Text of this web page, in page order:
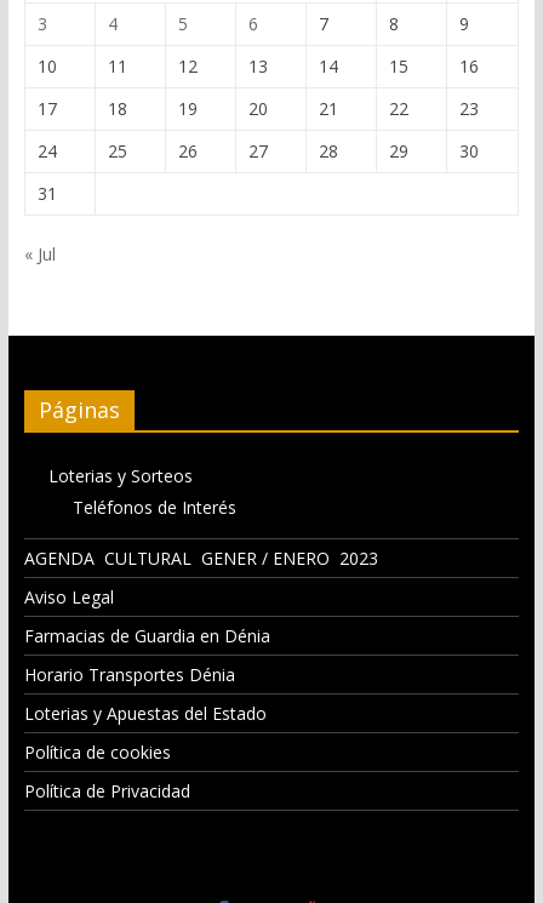
3
4 5 6 7 8
9
10
11 12 13 14 15
16
17
18 19 20 21 22
23
24
25 26 27 28 29
30
31
« Jul
Páginas
Loterias y Sorteos
Teléfonos de Interés
AGENDA CULTURAL GENER / ENERO 2023
Aviso Legal
Farmacias de Guardia en Dénia
Horario Transportes Dénia
Loterias y Apuestas del Estado
Política de cookies
Política de Privacidad